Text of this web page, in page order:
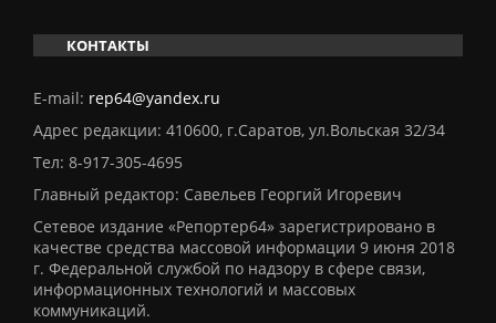
КОНТАКТЫ
E-mail: rep64@yandex.ru
Адрес редакции: 410600, г.Саратов, ул.Вольская 32/34
Тел: 8-917-305-4695
Главный редактор: Савельев Георгий Игоревич
Сетевое издание «Репортер64» зарегистрировано в
качестве средства массовой информации 9 июня 2018
г. Федеральной службой по надзору в сфере связи,
информационных технологий и массовых
коммуникаций.